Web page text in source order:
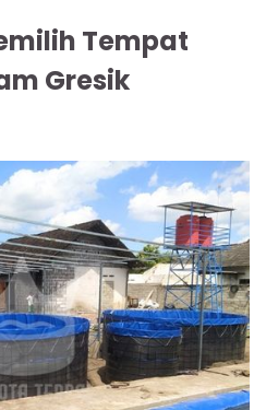
Tempat
Gresik